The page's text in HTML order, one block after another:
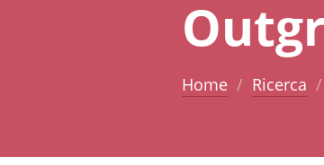
Home Ricerca